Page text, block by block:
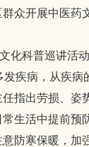
众开展中医药
化科普巡讲活
疾病，从疾病
指出劳损、姿
生活中提前预
防寒保暖，加